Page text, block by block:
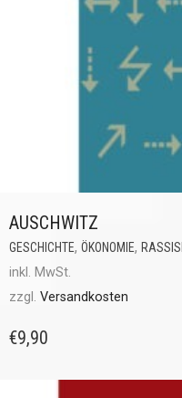
AUSCHWITZ
GESCHICHTE, ÖKONOMIE,
inkl. MwSt.
zzgl. Versandkosten
€9,90